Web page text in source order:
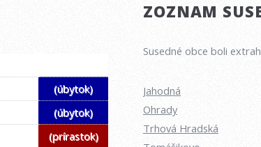
(úbytok)
(úbytok)
(prírastok)
ZOZNAM
Susedné obce boli
Jahodná
Ohrady
Trhová Hradská